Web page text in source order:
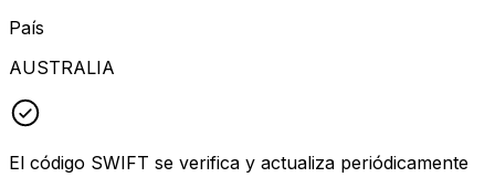
País
AUSTRALIA
El código SWIFT se verifica y actualiza periódicamente